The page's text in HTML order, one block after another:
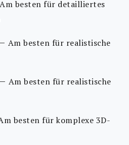
Am besten für detailliertes
Am besten für realistische
Am besten für realistische
besten für komplexe 3D-